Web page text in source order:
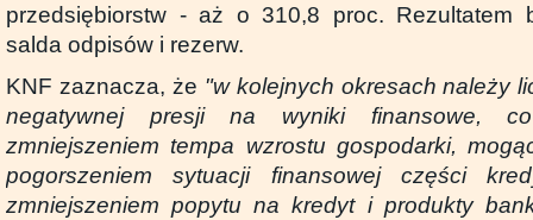
przedsiębiorstw - aż o 310,8 proc. Rezultatem
salda odpisów i rezerw.
KNF zaznacza, że "w kolejnych okresach należy
negatywnej presji na wyniki finansowe,
zmniejszeniem tempa wzrostu gospodarki,
pogorszeniem sytuacji finansowej części
zmniejszeniem popytu na kredyt i produkty